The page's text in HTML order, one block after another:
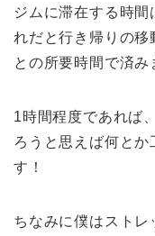
ジムに滞在する時間
れだと行き帰りの
との所要時間で済み
1時間程度であれば
ろうと思えば何とか
す！
ちなみに僕はスト